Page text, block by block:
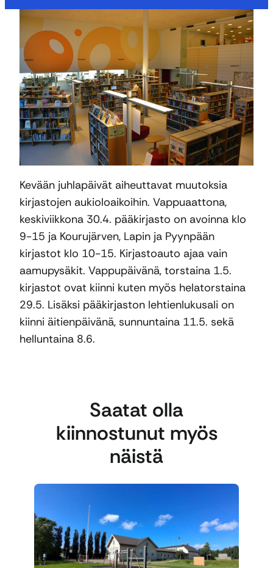
Kevään juhlapäivät aiheuttavat muutoksia
kirjastojen aukioloaikoihin. Vappuaattona,
keskiviikkona 30.4. pääkirjasto on avoinna klo
9-15 ja Kourujärven, Lapin ja Pyynpään
kirjastot klo 10-15. Kirjastoauto ajaa vain
aamupysäkit. Vappupäivänä, torstaina 1.5.
kirjastot ovat kiinni kuten myös helatorstaina
29.5. Lisäksi pääkirjaston lehtienlukusali on
kiinni äitienpäivänä, sunnuntaina 11.5. sekä
helluntaina 8.6.
Saatat olla
kiinnostunut myös
näistä